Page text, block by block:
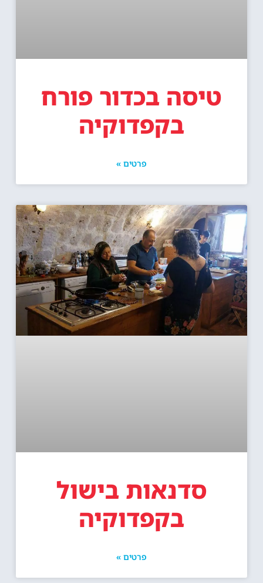
טיסה בכדור פורח
בקפדוקיה
פרטים »
סדנאות בישול
בקפדוקיה
פרטים »